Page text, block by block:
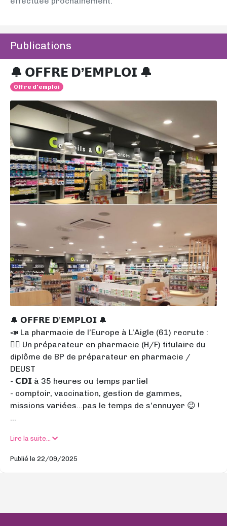
Publications
🔔 𝗢𝗙𝗙𝗥𝗘 𝗗’𝗘𝗠𝗣𝗟𝗢𝗜 🔔
Offre d'emploi
🔔 𝗢𝗙𝗙𝗥𝗘 𝗗’𝗘𝗠𝗣𝗟𝗢𝗜 🔔
📣 La pharmacie de l’Europe à L’Aigle (61) recrute :
👉🏻 Un préparateur en pharmacie (H/F) titulaire du
diplôme de BP de préparateur en pharmacie /
DEUST
- 𝗖𝗗𝗜 à 35 heures ou temps partiel
- comptoir, vaccination, gestion de gammes,
missions variées…pas le temps de s’ennuyer 😉 !
...
Lire la suite...
Publié le 22/09/2025